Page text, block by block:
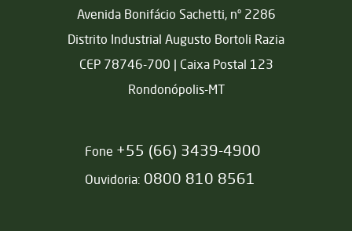
Matriz
Avenida Bonifácio Sachetti, nº 2286
Distrito Industrial Augusto Bortoli Razia
CEP 78746-700 | Caixa Postal 123
Rondonópolis-MT
Fone +55 (66) 3439-4900
Ouvidoria: 0800 810 8561